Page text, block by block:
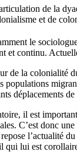
de la
et de
le
et continu.
de la colonialité
populations
déplacements
il est
C’est donc
l’actualité
qui lui est